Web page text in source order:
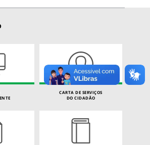
CARTA DE SERVIÇOS
DO CIDADÃO